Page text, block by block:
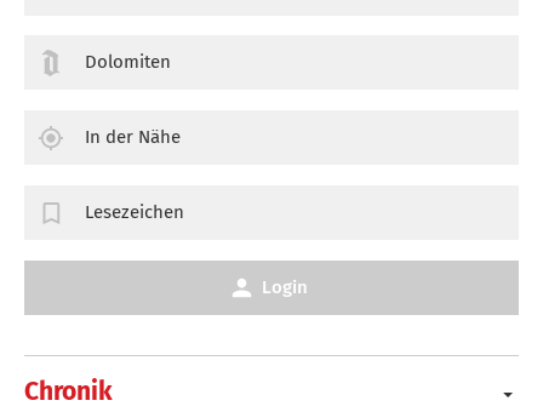
Chronik
Dolomiten
In der Nähe
Lesezeichen
Login